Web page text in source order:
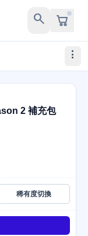
search
more_vert
2 補充包
稀有度切換